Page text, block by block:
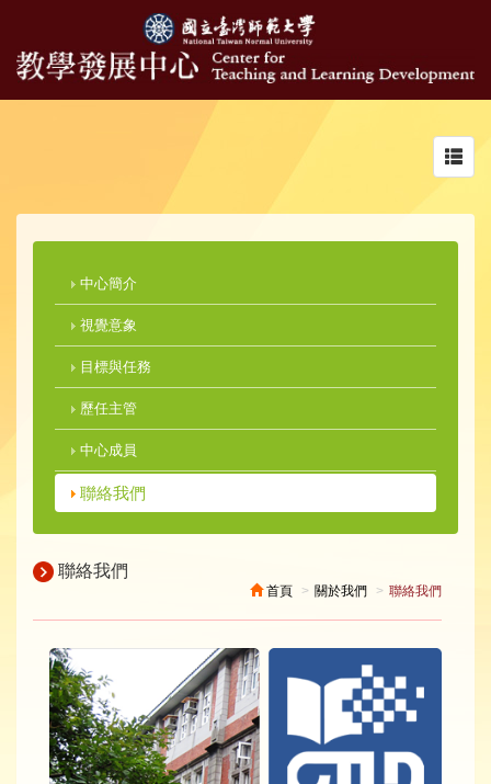
中心簡介
視覺意象
目標與任務
歷任主管
中心成員
聯絡我們
聯絡我們
首頁 關於我們 聯絡我們